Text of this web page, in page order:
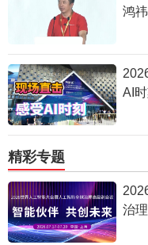
鸿
AI
精彩专题
治